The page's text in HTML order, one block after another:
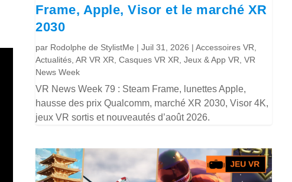
Frame, Apple, Visor et le marché XR
2030
par Rodolphe de StylistMe |Juil 31, 2026 |Accessoires VR
Actualités ,AR VR XR ,Casques VR XR ,Jeux & App VR ,VR
News Week
VR News Week 79 : Steam Frame, lunettes Apple,
hausse des prix Qualcomm, marché XR 2030, Visor 4K,
jeux VR sortis et nouveautés d’août 2026.